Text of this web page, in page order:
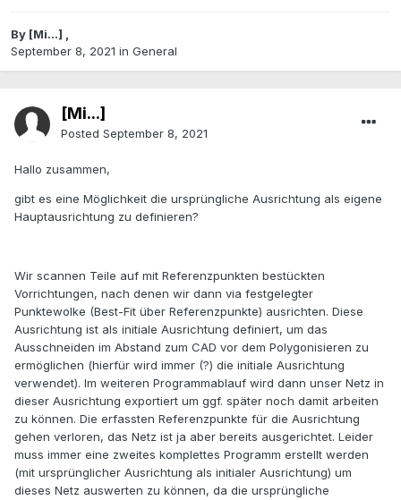
By [Mi...] ,
September 8, 2021 in General
[Mi...]
Posted September 8, 2021
Hallo zusammen,
gibt es eine Möglichkeit die ursprüngliche Ausrichtung als eigene
Hauptausrichtung zu definieren?
Wir scannen Teile auf mit Referenzpunkten bestückten
Vorrichtungen, nach denen wir dann via festgelegter
Punktewolke (Best-Fit über Referenzpunkte) ausrichten. Diese
Ausrichtung ist als initiale Ausrichtung definiert, um das
Ausschneiden im Abstand zum CAD vor dem Polygonisieren zu
ermöglichen (hierfür wird immer (?) die initiale Ausrichtung
verwendet). Im weiteren Programmablauf wird dann unser Netz in
dieser Ausrichtung exportiert um ggf. später noch damit arbeiten
zu können. Die erfassten Referenzpunkte für die Ausrichtung
gehen verloren, das Netz ist ja aber bereits ausgerichtet. Leider
muss immer eine zweites komplettes Programm erstellt werden
(mit ursprünglicher Ausrichtung als initialer Ausrichtung) um
dieses Netz auswerten zu können, da die ursprüngliche